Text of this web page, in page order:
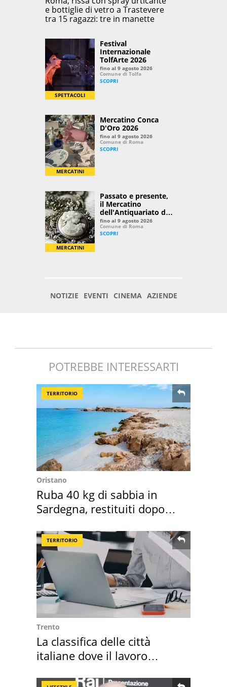
POTREBBE INTERESSARTI
TERRITORIO
Oristano
Ruba 40 kg di sabbia in
Sardegna, restituiti dopo
TERRITORIO
Trento
La classifica delle città
italiane dove il lavoro